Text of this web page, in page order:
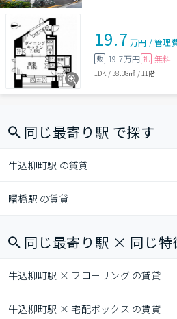
19.7 万円 /管理
敷 19.7万円 礼 無料
1DK /38.38㎡ / 11階
同じ最寄り駅 で探す
牛込柳町駅 の賃貸
曙橋駅 の賃貸
同じ最寄り駅 × 同じ特
牛込柳町駅 × フローリング の賃貸
牛込柳町駅 × 宅配ボックス の賃貸